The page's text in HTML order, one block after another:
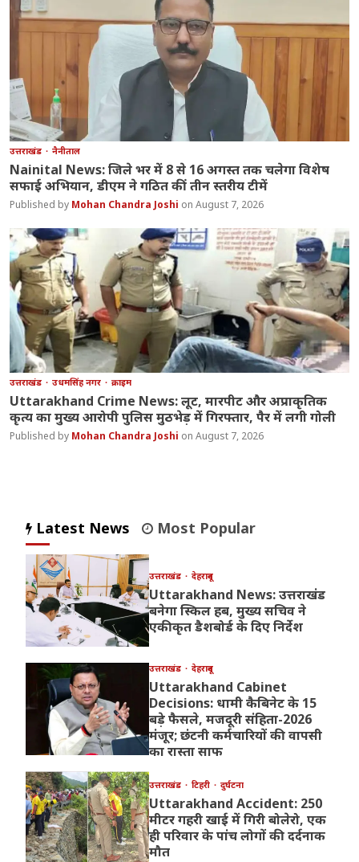
उत्तराखंड नैनीताल
Nainital News: जिले भर में 8 से 16 अगस्त तक चलेगा विशेष
सफाई अभियान, डीएम ने गठित कीं तीन स्तरीय टीमें
Mohan Chandra Joshi August 7, 2026
उत्तराखंड उधमसिंह नगर क्राइम
Uttarakhand Crime News: लूट, मारपीट और अप्राकृतिक
कृत्य का मुख्य आरोपी पुलिस मुठभेड़ में गिरफ्तार, पैर में लगी गोली
Mohan Chandra Joshi August 7, 2026
Latest News Most Popular
उत्तराखंड देहरादून
Uttarakhand News: उत्तराखंड
बनेगा स्किल हब, मुख्य सचिव ने
एकीकृत डैशबोर्ड के दिए निर्देश
उत्तराखंड देहरादून
Uttarakhand Cabinet
Decisions: धामी कैबिनेट के 15
बड़े फैसले, मजदूरी संहिता-2026
मंजूर; छंटनी कर्मचारियों की वापसी
का रास्ता साफ
उत्तराखंड टिहरी दुर्घटना
Uttarakhand Accident: 250
मीटर गहरी खाई में गिरी बोलेरो, एक
ही परिवार के पांच लोगों की दर्दनाक
मौत